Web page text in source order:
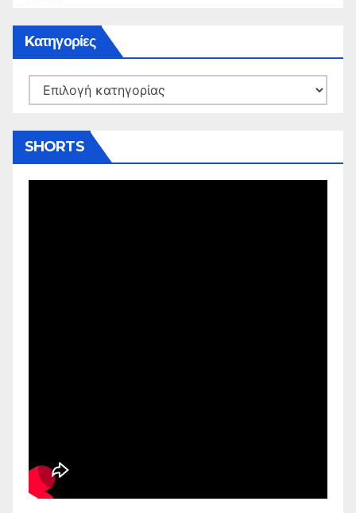
Kατηγορίες
Kατηγορίες
SHORTS